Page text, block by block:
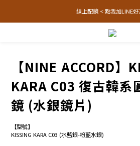
線上配鏡 < 點我加LINE好
【NINE ACCORD】
KARA C03 復古韓系
鏡 (水銀鏡片)
【型號】
KISSING KARA C03 (水藍銀-粉藍水銀)